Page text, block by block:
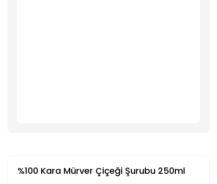
%100 Kara Mürver Çiçeği Şurubu 250ml